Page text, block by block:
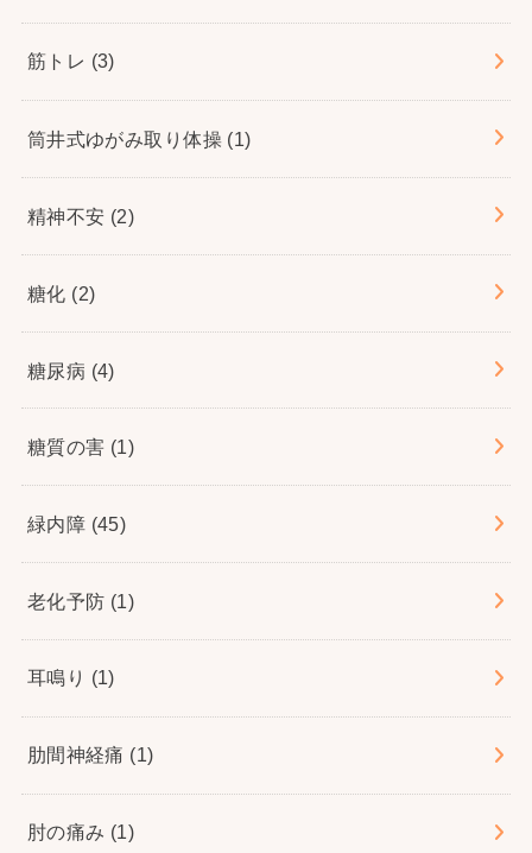
筋トレ (3)
筒井式ゆがみ取り体操 (1)
精神不安 (2)
糖化 (2)
糖尿病 (4)
糖質の害 (1)
緑内障 (45)
老化予防 (1)
耳鳴り (1)
肋間神経痛 (1)
肘の痛み (1)